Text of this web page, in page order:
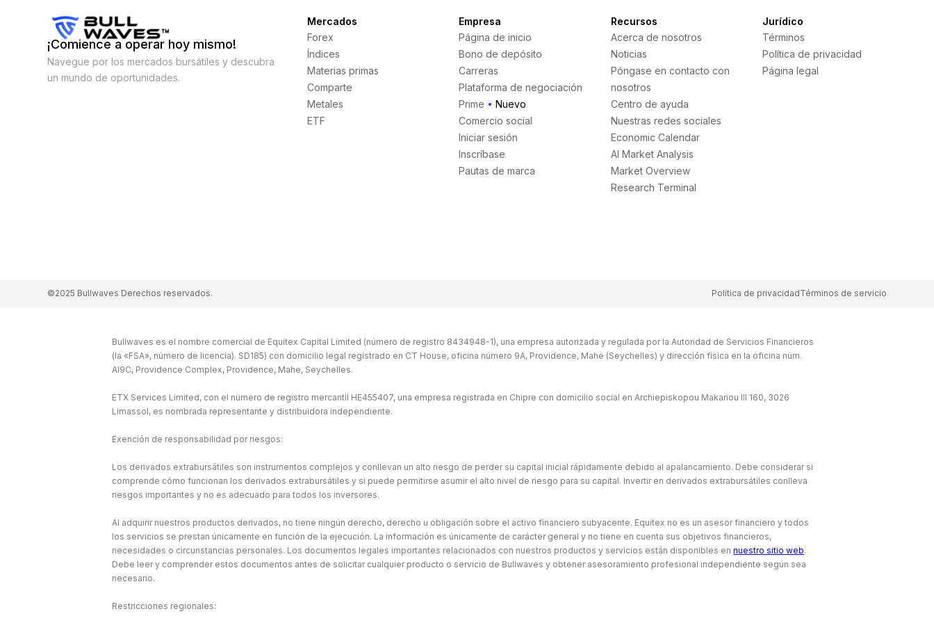
¡Comience a operar hoy mismo!
Navegue por los mercados bursátiles y descubra
un mundo de oportunidades.
Mercados
Forex
Índices
Materias primas
Comparte
Metales
ETF
Empresa
Página de inicio
Bono de depósito
Carreras
Plataforma de negociación
Prime
Nuevo
Comercio social
Iniciar sesión
Inscríbase
Pautas de marca
Recursos
Acerca de nosotros
Noticias
Póngase en contacto con
nosotros
Centro de ayuda
Nuestras redes sociales
Economic Calendar
AI Market Analysis
Market Overview
Research Terminal
Jurídico
Términos
Política de privacidad
Página legal
©2025 Bullwaves Derechos reservados. Política de privacidadTérminos de servicio
Bullwaves es el nombre comercial de Equitex Capital Limited (número de registro 8434948-1), una empresa autorizada y regulada por la Autoridad de Servicios Financieros
(la «FSA», número de licencia). SD185) con domicilio legal registrado en CT House, oficina número 9A, Providence, Mahe (Seychelles) y dirección física en la oficina núm.
Al9C, Providence Complex, Providence, Mahe, Seychelles.
ETX Services Limited, con el número de registro mercantil HE455407, una empresa registrada en Chipre con domicilio social en Archiepiskopou Makariou lll 160, 3026
Limassol, es nombrada representante y distribuidora independiente.
Exención de responsabilidad por riesgos:
Los derivados extrabursátiles son instrumentos complejos y conllevan un alto riesgo de perder su capital inicial rápidamente debido al apalancamiento. Debe considerar si
comprende cómo funcionan los derivados extrabursátiles y si puede permitirse asumir el alto nivel de riesgo para su capital. Invertir en derivados extrabursátiles conlleva
riesgos importantes y no es adecuado para todos los inversores.
Al adquirir nuestros productos derivados, no tiene ningún derecho, derecho u obligación sobre el activo financiero subyacente. Equitex no es un asesor financiero y todos
los servicios se prestan únicamente en función de la ejecución. La información es únicamente de carácter general y no tiene en cuenta sus objetivos financieros,
necesidades o circunstancias personales. Los documentos legales importantes relacionados con nuestros productos y servicios están disponibles ennuestro sitio web.
Debe leer y comprender estos documentos antes de solicitar cualquier producto o servicio de Bullwaves y obtener asesoramiento profesional independiente según sea
necesario.
Restricciones regionales: